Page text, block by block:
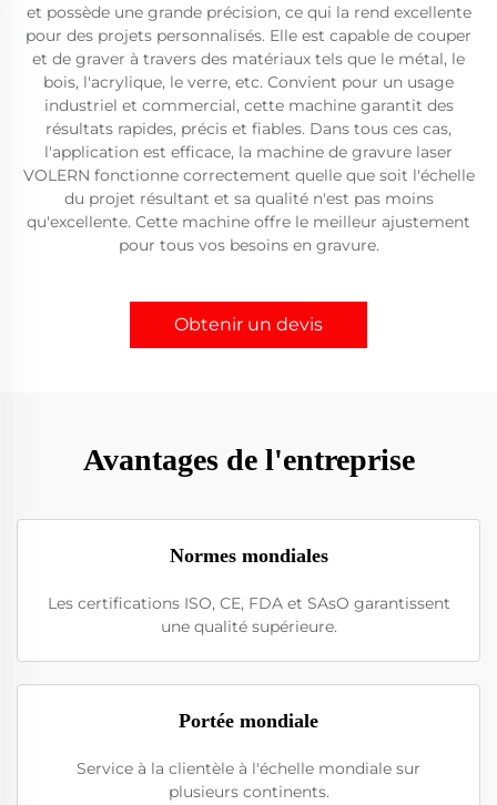
et possède une grande précision, ce qui la rend excellente
pour des projets personnalisés. Elle est capable de couper
et de graver à travers des matériaux tels que le métal, le
bois, l'acrylique, le verre, etc. Convient pour un usage
industriel et commercial, cette machine garantit des
résultats rapides, précis et fiables. Dans tous ces cas,
l'application est efficace, la machine de gravure laser
VOLERN fonctionne correctement quelle que soit l'échelle
du projet résultant et sa qualité n'est pas moins
qu'excellente. Cette machine offre le meilleur ajustement
pour tous vos besoins en gravure.
Obtenir un devis
Avantages de l'entreprise
Normes mondiales
Les certifications ISO, CE, FDA et SAsO garantissent
une qualité supérieure.
Portée mondiale
Service à la clientèle à l'échelle mondiale sur
plusieurs continents.